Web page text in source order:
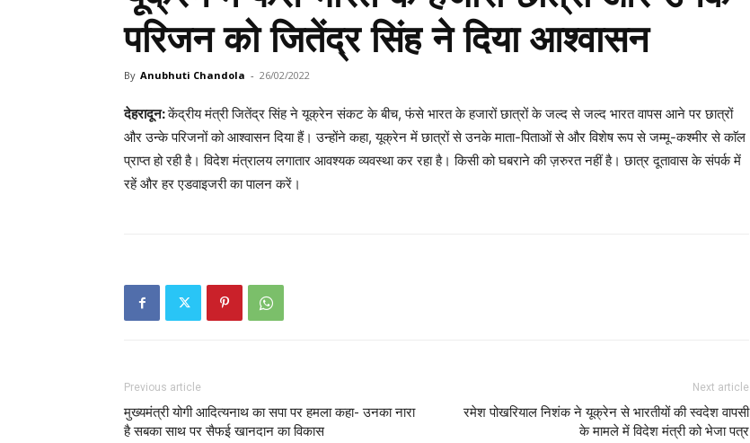
परिजन को जितेंद्र सिंह ने दिया आश्वासन
By Anubhuti Chandola - 26/02/2022
देहरादून:केंद्रीय मंत्री जितेंद्र सिंह ने यूक्रेन संकट के बीच, फंसे भारत के हजारों छात्रों के जल्द से जल्द भारत वापस आने पर छात्रों
और उन्के परिजनों को आश्वासन दिया हैं। उन्होंने कहा, यूक्रेन में छात्रों से उनके माता-पिताओं से और विशेष रूप से जम्मू-कश्मीर से काॅल
प्राप्त हो रही है। विदेश मंत्रालय लगातार आवश्यक व्यवस्था कर रहा है। किसी को घबराने की ज़रुरत नहीं है। छात्र दूतावास के संपर्क में
रहें और हर एडवाइजरी का पालन करें।
Previous article
मुख्यमंत्री योगी आदित्यनाथ का सपा पर हमला कहा- उनका नारा
है सबका साथ पर सैफई खानदान का विकास
Next article
रमेश पोखरियाल निशंक ने यूक्रेन से भारतीयों की स्वदेश वापसी
के मामले में विदेश मंत्री को भेजा पत्र